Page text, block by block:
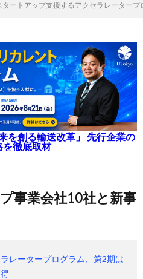
タートアップ支援するアクセラレーター
を創る輸送改革」 先行企業の
を徹底取材
レータープログラム、第2期は